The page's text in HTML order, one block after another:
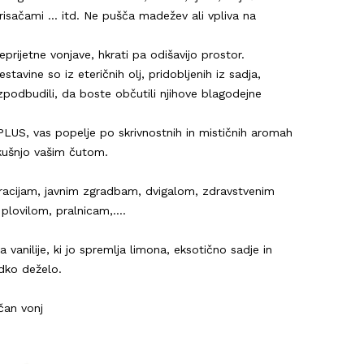
... itd. Ne pušča madežev ali vpliva na
vonjave, hkrati pa odišavijo prostor.
so iz eteričnih olj, pridobljenih iz sadja,
da boste občutili njihove blagodejne
vas popelje po skrivnostnih in mističnih aromah
vašim čutom.
javnim zgradbam, dvigalom, zdravstvenim
pralnicam,….
vanilije, ki jo spremlja limona, eksotično sadje in
deželo.
vonj